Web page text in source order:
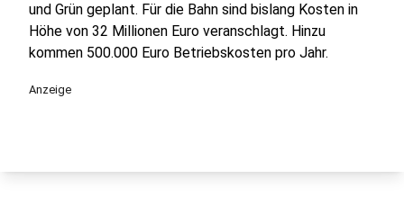
und Grün geplant. Für die Bahn sind bislang Kosten in
Höhe von 32 Millionen Euro veranschlagt. Hinzu
kommen 500.000 Euro Betriebskosten pro Jahr.
Anzeige